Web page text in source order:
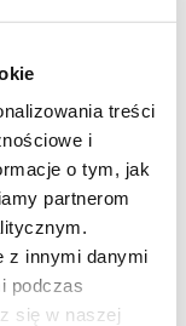
treści
i
o tym, jak
partnerom
z innymi danymi
podczas
się w naszej
liczne
są przez
się
lepiej